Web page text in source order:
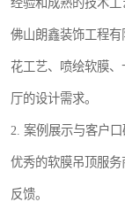
佛山朗鑫装饰工程
花工艺、喷绘软膜
厅的设计需求。
2. 案例展示与客户口
优秀的软膜吊顶服
反馈。